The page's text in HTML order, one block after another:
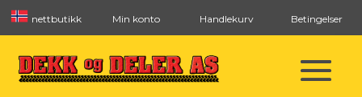
nettbutikk Min konto Handlekurv Betingelser